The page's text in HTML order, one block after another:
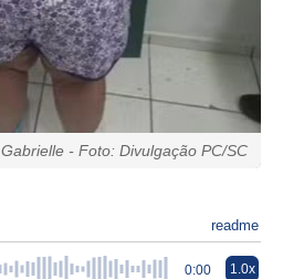
Gabrielle - Foto: Divulgação PC/SC
readme
0:00 1.0x